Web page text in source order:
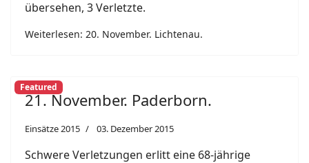
übersehen, 3 Verletzte.
Weiterlesen: 20. November. Lichtenau.
Featured
21. November. Paderborn.
Einsätze 2015 03. Dezember 2015
Schwere Verletzungen erlitt eine 68-jährige